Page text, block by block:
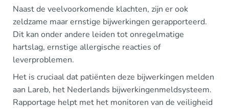
Naast de veelvoorkomende klachten, zijn er ook
zeldzame maar ernstige bijwerkingen gerapporteerd.
Dit kan onder andere leiden tot onregelmatige
hartslag, ernstige allergische reacties of
leverproblemen.
Het is cruciaal dat patiënten deze bijwerkingen melden
aan Lareb, het Nederlands bijwerkingenmeldsysteem.
Rapportage helpt met het monitoren van de veiligheid